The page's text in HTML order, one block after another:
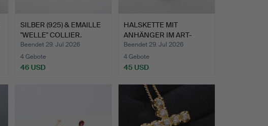
SILBER (925) & EMAILLE
"WELLE" COLLIER.
Beendet 29. Jul 2026
4 Gebote
46 USD
HALSKETTE MIT
ANHÄNGER IM ART-
DECO-STIL.
Beendet 29. Jul 2026
4 Gebote
45 USD